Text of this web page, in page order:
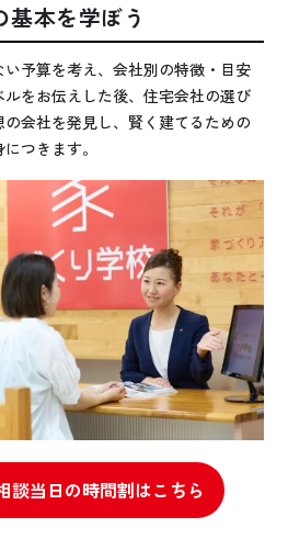
基本を学ぼう
い予算を考え、会社別の特徴・目安
をお伝えした後、住宅会社の選び
会社を発見し、賢く建てるための
つきます。
談当日の時間割はこちら